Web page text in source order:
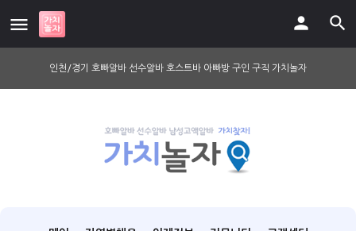
인천/경기 호빠알바 선수알바 호스트바 아빠방 구인 구직 가치놀자